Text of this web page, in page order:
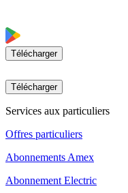
Télécharger
Télécharger
Services aux particuliers
Offres particuliers
Abonnements Amex
Abonnement Electric